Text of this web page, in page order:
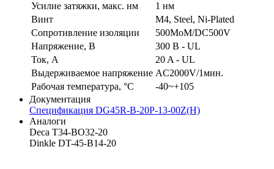
Усилие затяжки, макс. нм
1 нм
Винт
M4, Steel, Ni-Plated
Сопротивление изоляции
500MoM/DC500V
Напряжение, В
300 В - UL
Ток, А
20 A - UL
Выдерживаемое напряжение AC2000V/1мин.
Рабочая температура, °C
-40~+105
Документация
Спецификация DG45R-B-20P-13-00Z(H)
Аналоги
Deca T34-BO32-20
Dinkle DT-45-B14-20